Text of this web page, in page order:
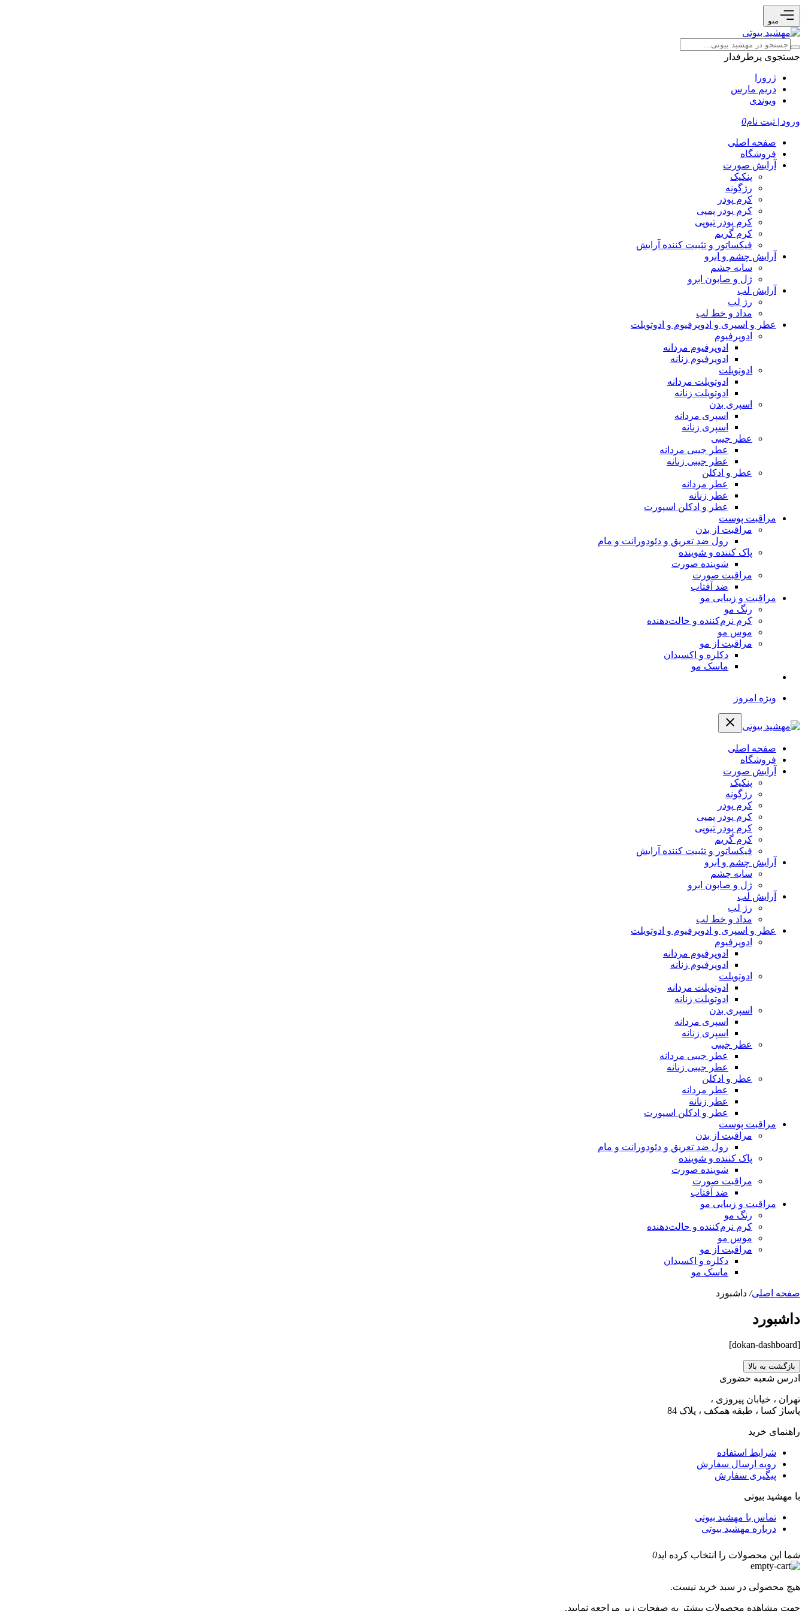
منو
جستجوی پرطرفدار
ژرورا
دریم مارس
ویوندی
ورود | ثبت نام0
صفحه اصلی
فروشگاه
آرایش صورت
پنکیک
رژگونه
کرم پودر
کرم پودر پمپی
کرم پودر تیوپی
کرم گریم
فیکساتور و تثبیت کننده آرایش
آرایش چشم و ابرو
سایه چشم
ژل و صابون ابرو
آرایش لب
رژ لب
مداد و خط لب
عطر و اسپری و ادوپرفیوم و ادوتویلت
ادوپرفیوم
ادوپرفیوم مردانه
ادوپرفیوم زنانه
ادوتویلت
ادوتویلت مردانه
ادوتویلت زنانه
اسپری بدن
اسپری مردانه
اسپری زنانه
عطر جیبی
عطر جیبی مردانه
عطر جیبی زنانه
عطر و ادکلن
عطر مردانه
عطر زنانه
عطر و ادکلن اسپورت
مراقبت پوست
مراقبت از بدن
رول ضد تعریق و دئودورانت و مام
پاک کننده و شوینده
شوینده صورت
مراقبت صورت
ضد آفتاب
مراقبت و زیبایی مو
رنگ مو
کرم نرم‌کننده و حالت‌دهنده
موس مو
مراقبت از مو
دکلره و اکسیدان
ماسک مو
ویژه امروز
صفحه اصلی
فروشگاه
آرایش صورت
پنکیک
رژگونه
کرم پودر
کرم پودر پمپی
کرم پودر تیوپی
کرم گریم
فیکساتور و تثبیت کننده آرایش
آرایش چشم و ابرو
سایه چشم
ژل و صابون ابرو
آرایش لب
رژ لب
مداد و خط لب
عطر و اسپری و ادوپرفیوم و ادوتویلت
ادوپرفیوم
ادوپرفیوم مردانه
ادوپرفیوم زنانه
ادوتویلت
ادوتویلت مردانه
ادوتویلت زنانه
اسپری بدن
اسپری مردانه
اسپری زنانه
عطر جیبی
عطر جیبی مردانه
عطر جیبی زنانه
عطر و ادکلن
عطر مردانه
عطر زنانه
عطر و ادکلن اسپورت
مراقبت پوست
مراقبت از بدن
رول ضد تعریق و دئودورانت و مام
پاک کننده و شوینده
شوینده صورت
مراقبت صورت
ضد آفتاب
مراقبت و زیبایی مو
رنگ مو
کرم نرم‌کننده و حالت‌دهنده
موس مو
مراقبت از مو
دکلره و اکسیدان
ماسک مو
صفحه اصلی/ داشبورد
داشبورد
[dokan-dashboard]
بازگشت به بالا
ادرس شعبه حضوری
تهران ، خیابان پیروزی ،
پاساژ کسا ، طبقه همکف ، پلاک 84
راهنمای خرید
شرایط استفاده
رویه ارسال سفارش
پیگیری سفارش
با مهشید بیوتی
تماس با مهشید بیوتی
درباره مهشید بیوتی
شما این محصولات را انتخاب کرده اید0
هیچ محصولی در سبد خرید نیست.
جهت مشاهده محصولات بیشتر به صفحات زیر مراجعه نمایید.